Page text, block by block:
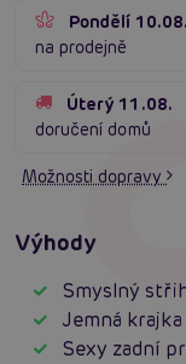
Pondělí 10.08.
na prodejně
Úterý 11.08.
doručení domů
Možnosti dopravy
Výhody
Smyslný
Jemná krajka
Sexy zadní